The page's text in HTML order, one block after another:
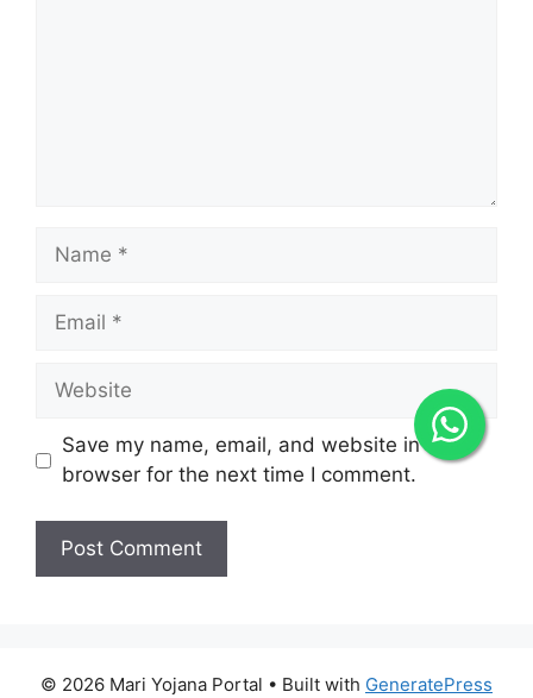
Name
Email
Website
Save my name, email, and website in this
browser for the next time I comment.
© 2026 Mari Yojana Portal • Built with GeneratePress